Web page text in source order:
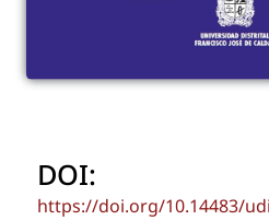
DOI:
https://doi.org/10.14483/